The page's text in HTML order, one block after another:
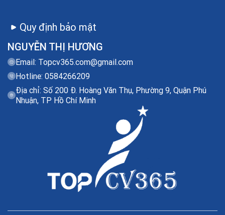
NGUYỄN THỊ HƯƠNG
Email: Topcv365.com@gmail.com
Hotline: 0584266209
Địa chỉ: Số 200 Đ. Hoàng Văn Thụ, Phường 9, Quận Phú
Nhuận, TP Hồ Chí Minh
Quy định bảo mật